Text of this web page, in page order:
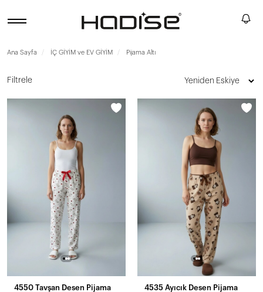
Ana Sayfa İÇ GİYİM ve EV GİYİM Pijama Altı
Filtrele
4550 Tavşan Desen Pijama
4535 Ayıcık Desen Pijama